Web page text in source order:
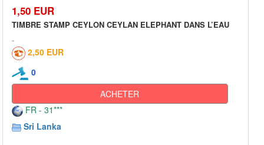
1,50 EUR
TIMBRE STAMP CEYLON CEYLAN ELEPHANT DANS L’EAU
2,50 EUR
0
ACHETER
FR - 31***
Sri Lanka